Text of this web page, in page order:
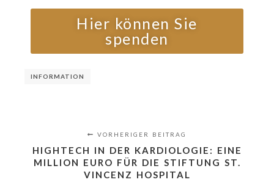
Hier können Sie
spenden
INFORMATION
VORHERIGER BEITRAG
HIGHTECH IN DER KARDIOLOGIE: EINE
MILLION EURO FÜR DIE STIFTUNG ST.
VINCENZ HOSPITAL